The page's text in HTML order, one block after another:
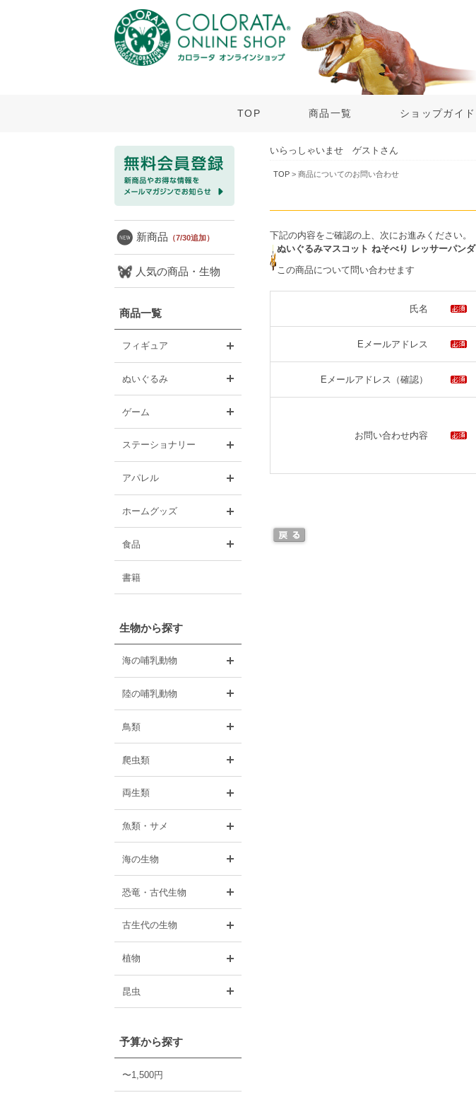
TOP 商品一覧 ショップガイド
新商品 （7/30追加）
人気の商品・生物
商品一覧
フィギュア
ぬいぐるみ
ゲーム
ステーショナリー
アパレル
ホームグッズ
食品
書籍
生物から探す
海の哺乳動物
陸の哺乳動物
鳥類
爬虫類
両生類
魚類・サメ
海の生物
恐竜・古代生物
古生代の生物
植物
昆虫
予算から探す
〜1,500円
いらっしゃいませ ゲストさん
TOP > 商品についてのお問い合わせ
下記の内容をご確認の上、次にお進みください。
ぬいぐるみマスコット ねそべり レッサーパンダ
この商品について問い合わせます
氏名
Eメールアドレス
Eメールアドレス（確認）
お問い合わせ内容